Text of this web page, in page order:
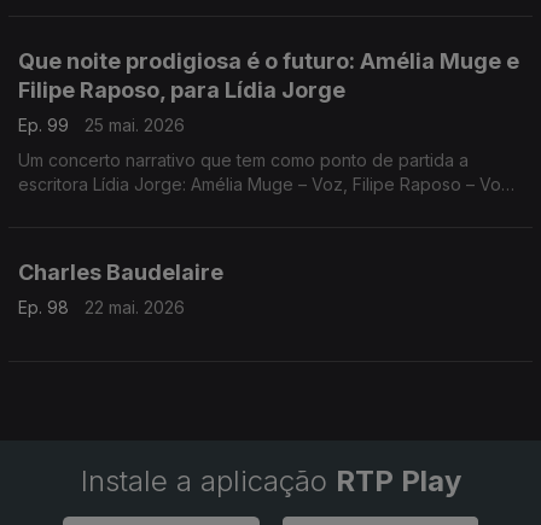
Que noite prodigiosa é o futuro: Amélia Muge e
Filipe Raposo, para Lídia Jorge
Ep. 99
25 mai. 2026
Um concerto narrativo que tem como ponto de partida a
escritora Lídia Jorge: Amélia Muge – Voz, Filipe Raposo – Voz
Charles Baudelaire
Ep. 98 22 mai. 2026
Instale a aplicação RTP Play